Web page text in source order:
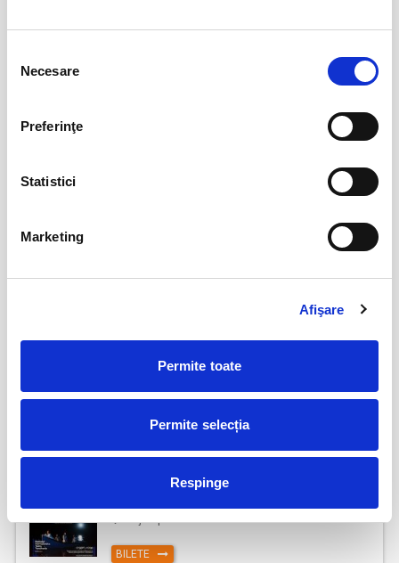
consimțământului
Necesare
Preferinţe
Statistici
Marketing
Afişare
Permite toate
Permite selecția
Respinge
12
aug
Csikszereda
14
Șoricelul neascultător
Bucuresti
BILETE
AȘTEPTÂNDU-L PE ULISE
Cluj-Napoca
BILETE
sept